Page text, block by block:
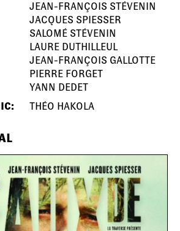
JEAN-FRANÇOIS STÉVENIN
JACQUES SPIESSER
SALOMÉ STÉVENIN
LAURE DUTHILLEUL
JEAN-FRANÇOIS GALLOTTE
PIERRE FORGET
YANN DEDET
THÉO HAKOLA